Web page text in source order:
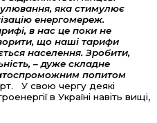
яка стимулює
енергомереж.
в нас це поки не
що наші тарифи
населення. Зробити,
– дуже складне
попитом
У свою чергу деякі
в Україні навіть вищі,